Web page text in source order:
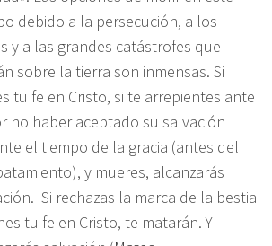
debido a la persecución, a los
y a las grandes catástrofes que
sobre la tierra son inmensas. Si
tu fe en Cristo, si te arrepientes ante
no haber aceptado su salvación
el tiempo de la gracia (antes del
y mueres, alcanzarás
Si rechazas la marca de la bestia
tu fe en Cristo, te matarán. Y